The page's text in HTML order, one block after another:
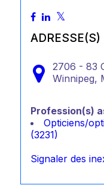
ADRESSE(S)
2706 - 83
Winnipeg,
Profession(s)
Opticiens/
(3231)
Signaler des